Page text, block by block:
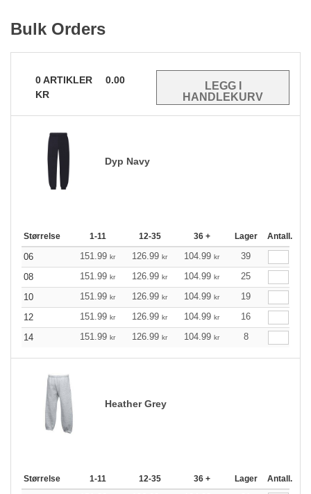
Bulk Orders
0ARTIKLER
0.00
KR
Dyp Navy
Størrelse 1-11 12-35 36 + Lager Antall.
06 151.99 kr 126.99 kr 104.99 kr
39
08
151.99 kr 126.99 kr 104.99 kr
25
10
151.99 kr 126.99 kr 104.99 kr
19
12
151.99 kr 126.99 kr 104.99 kr
16
14
151.99 kr 126.99 kr 104.99 kr 8
Heather Grey
Størrelse 1-11 12-35 36 + Lager Antall.